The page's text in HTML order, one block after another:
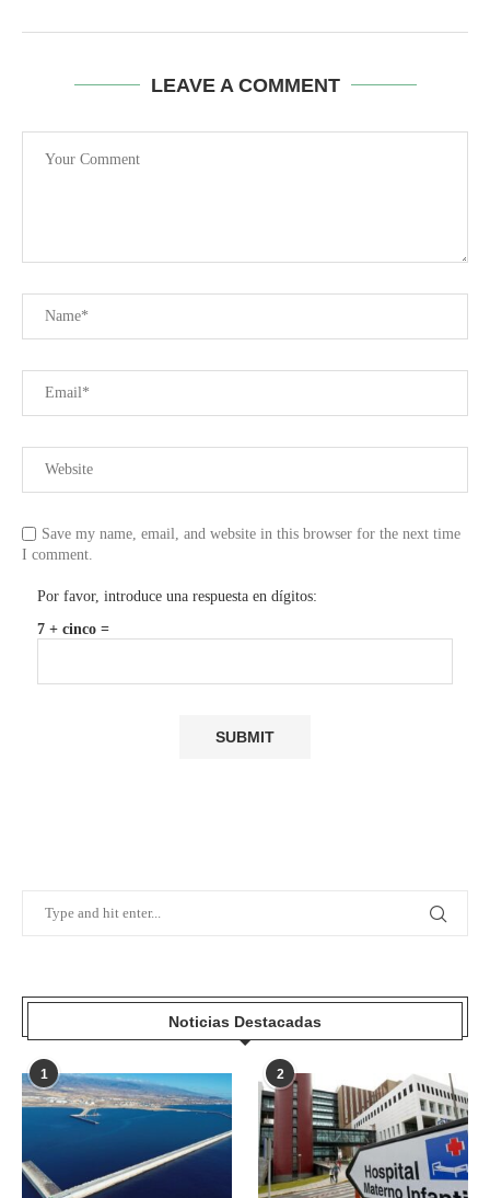
LEAVE A COMMENT
Save my name, email, and website in this browser for the next time
I comment.
Por favor, introduce una respuesta en dígitos:
7 + cinco =
Noticias Destacadas
1 2